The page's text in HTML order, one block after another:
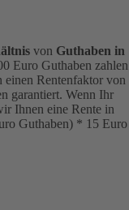
von Guthaben in
Euro Guthaben
einen Rentenfaktor von
garantiert. Wenn Ihr
Ihnen eine Rente in
Guthaben) * 15 Euro